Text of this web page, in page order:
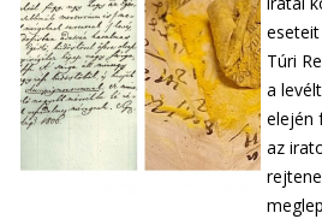
Túri
a
elején
az